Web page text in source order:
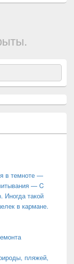
в темноте —
— C
Иногда такой
в кармане.
пляжей,